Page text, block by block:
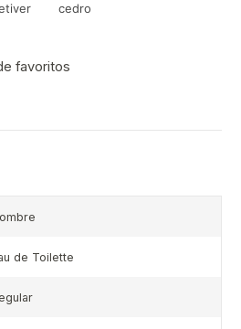
cedro
favoritos
de Toilette